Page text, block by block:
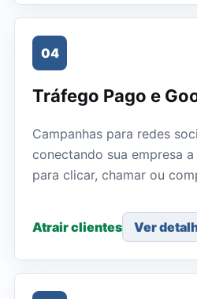
04
Tráfego Pago e
Campanhas para redes
conectando sua empresa
para clicar, chamar ou
Atrair clientes Ver